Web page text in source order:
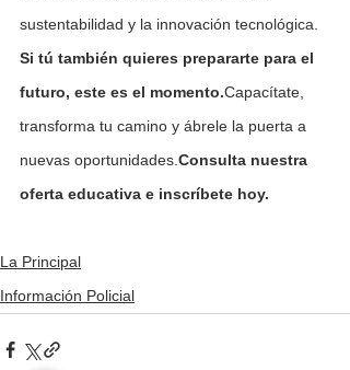
sustentabilidad y la innovación tecnológica.
Si tú también quieres prepararte para el
futuro, este es el momento.Capacítate,
transforma tu camino y ábrele la puerta a
nuevas oportunidades. Consulta nuestra
oferta educativa e inscríbete hoy.
La Principal
Información Policial